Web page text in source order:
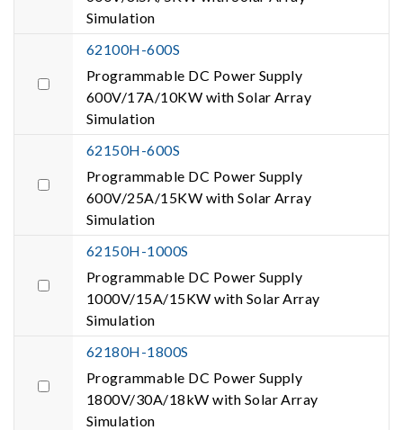
Simulation
62100H-600S
Programmable DC Power Supply
600V/17A/10KW with Solar Array
Simulation
62150H-600S
Programmable DC Power Supply
600V/25A/15KW with Solar Array
Simulation
62150H-1000S
Programmable DC Power Supply
1000V/15A/15KW with Solar Array
Simulation
62180H-1800S
Programmable DC Power Supply
1800V/30A/18kW with Solar Array
Simulation